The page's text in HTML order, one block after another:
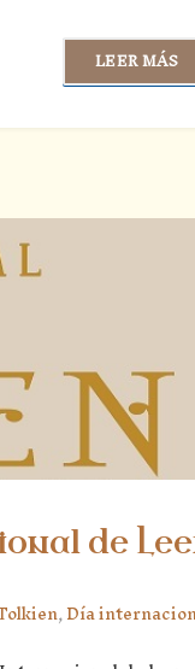
LEER MÁS
de
,Día